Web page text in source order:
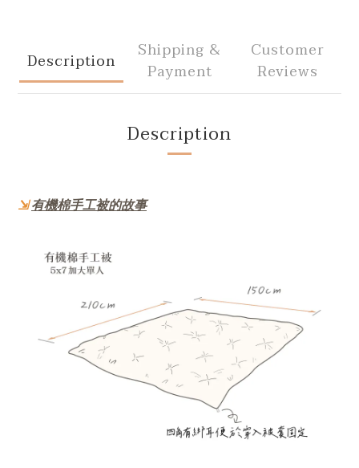
Description
Shipping &
Payment
Customer
Reviews
Description
⇲有機棉手工被的故事